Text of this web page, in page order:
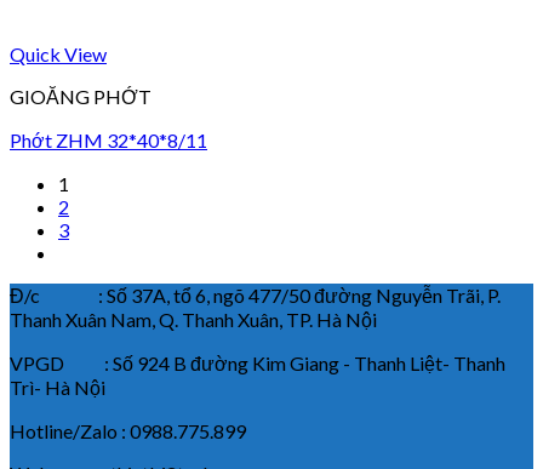
Quick View
GIOĂNG PHỚT
Phớt ZHM 32*40*8/11
1
2
3
Đ/c : Số 37A, tổ 6, ngõ 477/50 đường Nguyễn Trãi, P.
Thanh Xuân Nam, Q. Thanh Xuân, TP. Hà Nội
VPGD : Số 924 B đường Kim Giang - Thanh Liệt- Thanh
Trì- Hà Nội
Hotline/Zalo : 0988.775.899